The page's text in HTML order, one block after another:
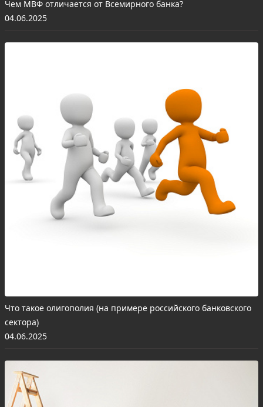
Чем МВФ отличается от Всемирного банка?
04.06.2025
Что такое олигополия (на примере российского банковского
сектора)
04.06.2025